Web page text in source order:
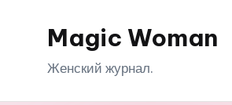
Magic Woman
Женский журнал.